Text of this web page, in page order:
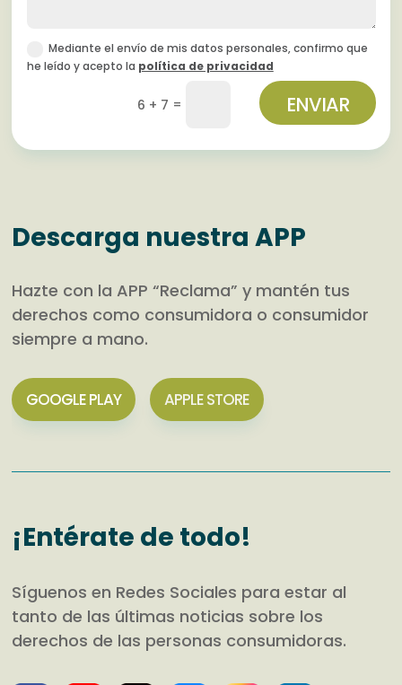
Mediante el envío de mis datos personales, confirmo que
he leído y acepto la política de privacidad
6 + 7 = ENVIAR
Descarga nuestra APP
Hazte con la APP “Reclama” y mantén tus
derechos como consumidora o consumidor
siempre a mano.
GOOGLE PLAY APPLE STORE
¡Entérate de todo!
Síguenos en Redes Sociales para estar al
tanto de las últimas noticias sobre los
derechos de las personas consumidoras.